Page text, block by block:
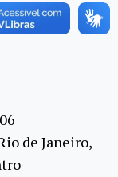
de Janeiro,